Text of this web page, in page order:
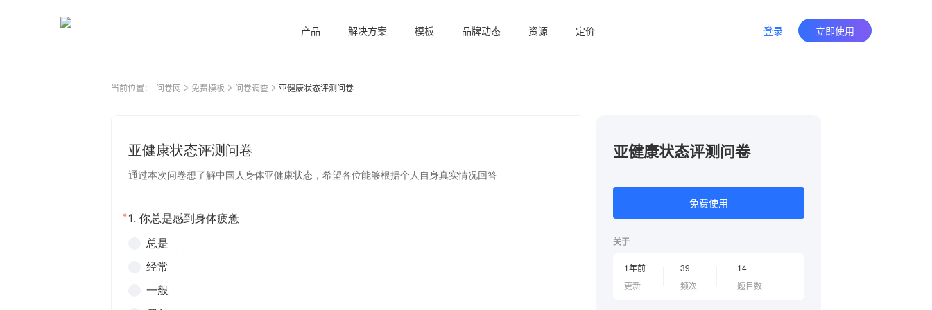
产品 解决方案 模板 品牌动态 资源 定价 登录 立即使用
当前位置： 问卷网 免费模板 问卷调查 亚健康状态评测问卷
亚健康状态评测问卷
免费使用
关于
1年前
更新
39
频次
14
题目数